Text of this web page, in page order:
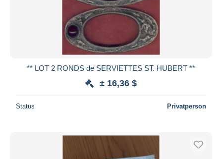
Banküberweisung
Visa
Mastercard
Bancontact
Wohnsitz des Verkäufers
** LOT 2 RONDS de SERVIETTES ST. HUBERT **
± 16,36 $
Status Privatperson